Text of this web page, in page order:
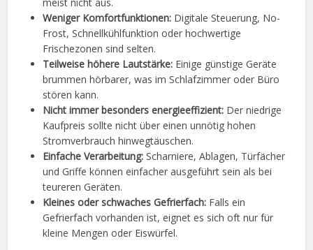
Weniger Komfortfunktionen: Digitale Steuerung, No-
Frost, Schnellkühlfunktion oder hochwertige
Frischezonen sind selten.
Teilweise höhere Lautstärke: Einige günstige Geräte
brummen hörbarer, was im Schlafzimmer oder Büro
stören kann.
Nicht immer besonders energieeffizient: Der niedrige
Kaufpreis sollte nicht über einen unnötig hohen
Stromverbrauch hinwegtäuschen.
Einfache Verarbeitung: Scharniere, Ablagen, Türfächer
und Griffe können einfacher ausgeführt sein als bei
teureren Geräten.
Kleines oder schwaches Gefrierfach: Falls ein
Gefrierfach vorhanden ist, eignet es sich oft nur für
kleine Mengen oder Eiswürfel.